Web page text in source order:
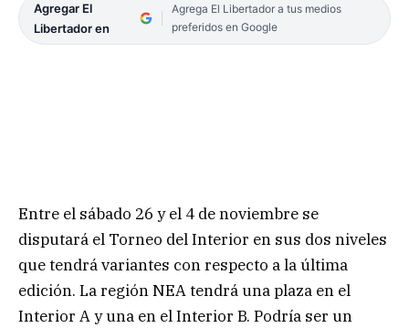
Agregar El
Libertador en
Agrega El Libertador a tus medios
preferidos en Google
Entre el sábado 26 y el 4 de noviembre se
disputará el Torneo del Interior en sus dos niveles
que tendrá variantes con respecto a la última
edición. La región NEA tendrá una plaza en el
Interior A y una en el Interior B. Podría ser un